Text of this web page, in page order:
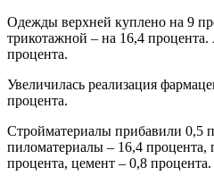
Одежды верхней куплено на 9
трикотажной – на 16,4
процента.
Увеличилась реализация
процента.
Стройматериалы прибавили 0,5
пиломатериалы – 16,4 процента,
процента, цемент – 0,8 процента.